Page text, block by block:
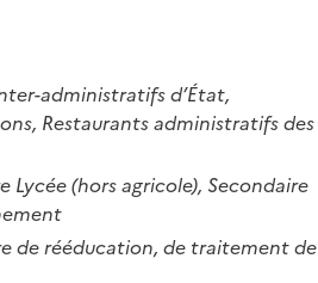
administratifs d’État,
Restaurants administratifs des
Lycée (hors agricole), Secondaire
de rééducation, de traitement de